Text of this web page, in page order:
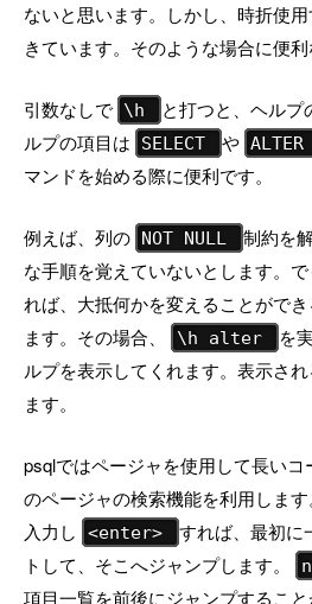
ないと思います。しかし、時折使
きています。そのような場合に便
引数なしで \h
と打つと、ヘル
ルプの項目は
SELECT や ALTER
マンドを始める際に便利です。
例えば、列の NOT NULL
制約を
な手順を覚えていないとします。で
れば、大抵何かを変えることがで
ます。その場合、
\h alter
を
ルプを表示してくれます。表示さ
ます。
psqlではページャを使用して長いコ
のページャの検索機能を利用します
入力し
<enter>
すれば、最初に
トして、そこへジャンプします。
n
項目一覧を前後にジャンプすること